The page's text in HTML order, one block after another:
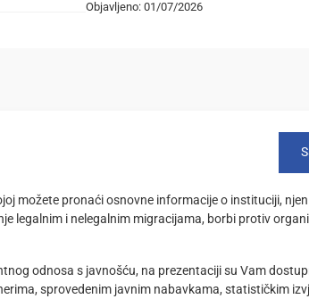
Objavljeno: 01/07/2026
možete pronaći osnovne informacije o instituciji,
legalnim i nelegalnim migracijama, borbi protiv
odnosa s javnošću, na prezentaciji su Vam
sprovedenim javnim nabavkama, statističkim